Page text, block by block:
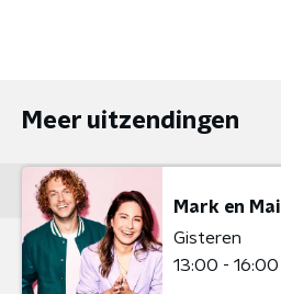
Meer uitzendingen
Mark en Mai
Gisteren
13:00 - 16:00